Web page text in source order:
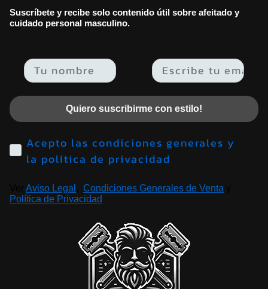
Suscríbete y recibe solo contenido útil sobre afeitado y
cuidado personal masculino.
Email
Quiero suscribirme con estilo!
Acepto las condiciones generales y
la política de privacidad
Aviso Legal Condiciones Generales de Venta
Política de Privacidad